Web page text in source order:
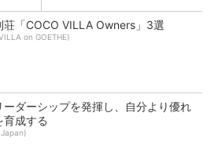
荘「COCO VILLA Owners」3選
on GOETHE)
ーダーシップを発揮し、自分より優れ
育成する